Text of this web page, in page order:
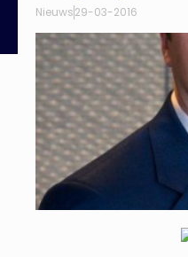
Nieuws29-03-2016